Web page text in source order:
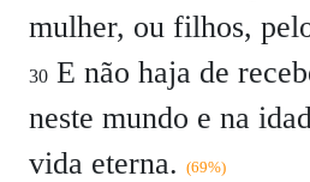
mulher, ou filhos,
30 E não haja de
neste mundo e na
vida eterna. (69%)